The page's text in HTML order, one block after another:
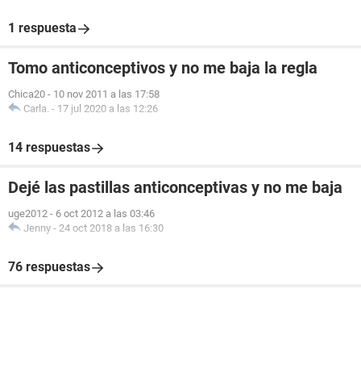
1 respuesta
Tomo anticonceptivos y no me baja la regla
Chica20 - 10 nov 2011 a las 17:58
Carla. - 17 jul 2020 a las 12:26
14 respuestas
Dejé las pastillas anticonceptivas y no me baja
uge2012 - 6 oct 2012 a las 03:46
Jenny - 24 oct 2018 a las 16:30
76 respuestas